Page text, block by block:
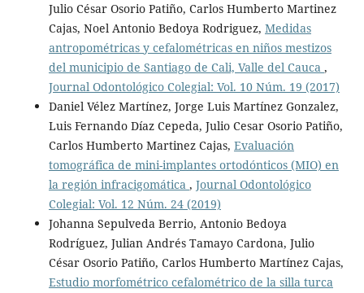
Julio César Osorio Patiño, Carlos Humberto Martinez
Cajas, Noel Antonio Bedoya Rodriguez, Medidas
antropométricas y cefalométricas en niños mestizos
del municipio de Santiago de Cali, Valle del Cauca ,
Journal Odontológico Colegial: Vol. 10 Núm. 19 (2017)
Daniel Vélez Martí­nez, Jorge Luis Martínez Gonzalez,
Luis Fernando Díaz Cepeda, Julio Cesar Osorio Patiño,
Carlos Humberto Martinez Cajas, Evaluación
tomográfica de mini-implantes ortodónticos (MIO) en
la región infracigomática , Journal Odontológico
Colegial: Vol. 12 Núm. 24 (2019)
Johanna Sepulveda Berrio, Antonio Bedoya
Rodríguez, Julian Andrés Tamayo Cardona, Julio
César Osorio Patiño, Carlos Humberto Martínez Cajas,
Estudio morfométrico cefalométrico de la silla turca